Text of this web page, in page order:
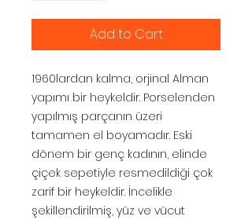
Add to Cart
1960lardan kalma, orjinal Alman
yapımı bir heykeldir. Porselenden
yapılmış parçanın üzeri
tamamen el boyamadır. Eski
dönem bir genç kadının, elinde
çiçek sepetiyle resmedildiği çok
zarif bir heykeldir. İncelikle
şekillendirilmiş, yüz ve vücut